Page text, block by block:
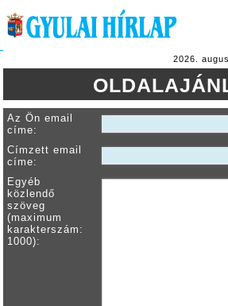
2026.
Az Ön email
címe:
Címzett email
címe:
Egyéb
közlendő
szöveg
(maximum
karakterszám:
1000):